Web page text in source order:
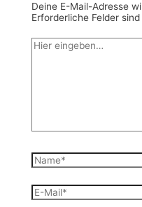
Deine E-Mail-Adresse
Erforderliche Felder
Hier
eingeben…
Name*
E-
Mail*